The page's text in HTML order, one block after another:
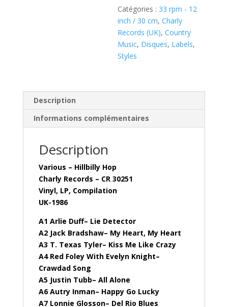
Catégories : 33 rpm - 12
inch / 30 cm,Charly
Records (UK),Country
Music, Disques, Labels,
Styles
Description
Informations complémentaires
Description
Various – Hillbilly Hop
Charly Records – CR 30251
Vinyl, LP, Compilation
UK-1986
A1 Arlie Duff– Lie Detector
A2 Jack Bradshaw– My Heart, My Heart
A3 T. Texas Tyler– Kiss Me Like Crazy
A4 Red Foley With Evelyn Knight–
Crawdad Song
A5 Justin Tubb– All Alone
A6 Autry Inman– Happy Go Lucky
A7 Lonnie Glosson– Del Rio Blues